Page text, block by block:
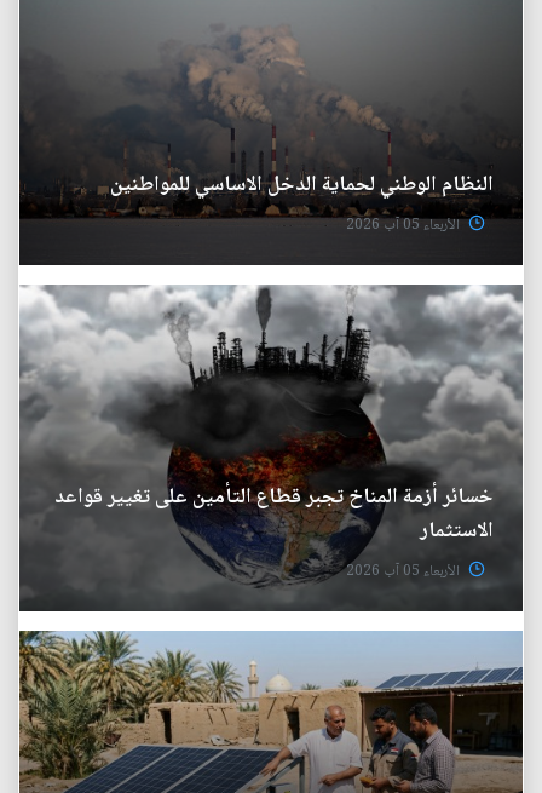
النظام الوطني لحماية الدخل الاساسي للمواطنين
الأربعاء 05 آب 2026
خسائر أزمة المناخ تجبر قطاع التأمين على تغيير قواعد
الاستثمار
الأربعاء 05 آب 2026